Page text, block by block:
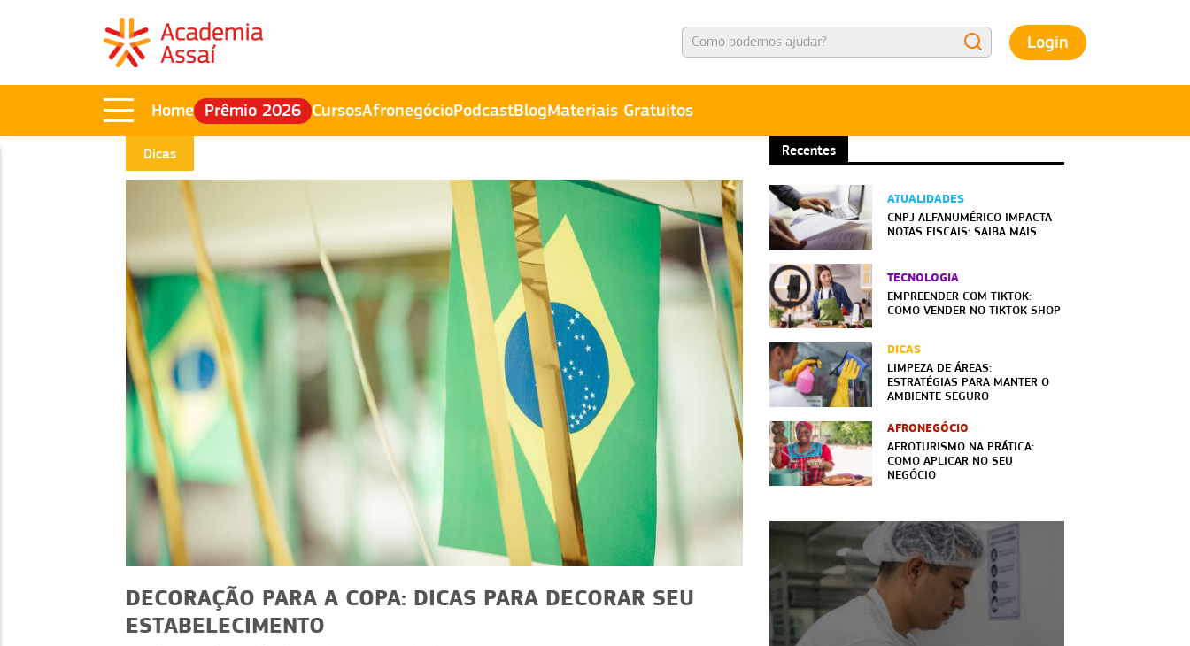
Login
Home Prêmio 2026 CursosAfronegócioPodcastBlogMateriais Gratuitos
Dicas
DECORAÇÃO PARA A COPA: DICAS PARA DECORAR SEU
ESTABELECIMENTO
Recentes
ATUALIDADES
CNPJ ALFANUMÉRICO IMPACTA
NOTAS FISCAIS: SAIBA MAIS
TECNOLOGIA
EMPREENDER COM TIKTOK:
COMO VENDER NO TIKTOK SHOP
DICAS
LIMPEZA DE ÁREAS:
ESTRATÉGIAS PARA MANTER O
AMBIENTE SEGURO
AFRONEGÓCIO
AFROTURISMO NA PRÁTICA:
COMO APLICAR NO SEU
NEGÓCIO